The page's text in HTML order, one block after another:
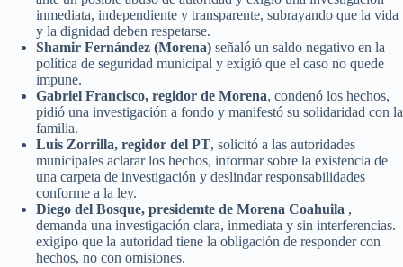
inmediata, independiente y transparente, subrayando que la vida
y la dignidad deben respetarse.
Shamir Fernández (Morena) señaló un saldo negativo en la
política de seguridad municipal y exigió que el caso no quede
impune.
Gabriel Francisco, regidor de Morena, condenó los hechos,
pidió una investigación a fondo y manifestó su solidaridad con la
familia.
Luis Zorrilla, regidor del PT, solicitó a las autoridades
municipales aclarar los hechos, informar sobre la existencia de
una carpeta de investigación y deslindar responsabilidades
conforme a la ley.
Diego del Bosque, presidemte de Morena Coahuila ,
demanda una investigación clara, inmediata y sin interferencias.
exigipo que la autoridad tiene la obligación de responder con
hechos, no con omisiones.